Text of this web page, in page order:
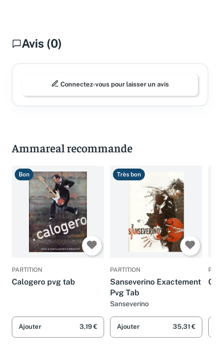
Avis (0)
Connectez-vous pour laisser un avis
Ammareal recommande
Bon
PARTITION
Calogero pvg tab
Ajouter 3,19 €
Très bon
PARTITION
Sanseverino Exactement
Pvg Tab
Sanseverino
Ajouter 35,31 €